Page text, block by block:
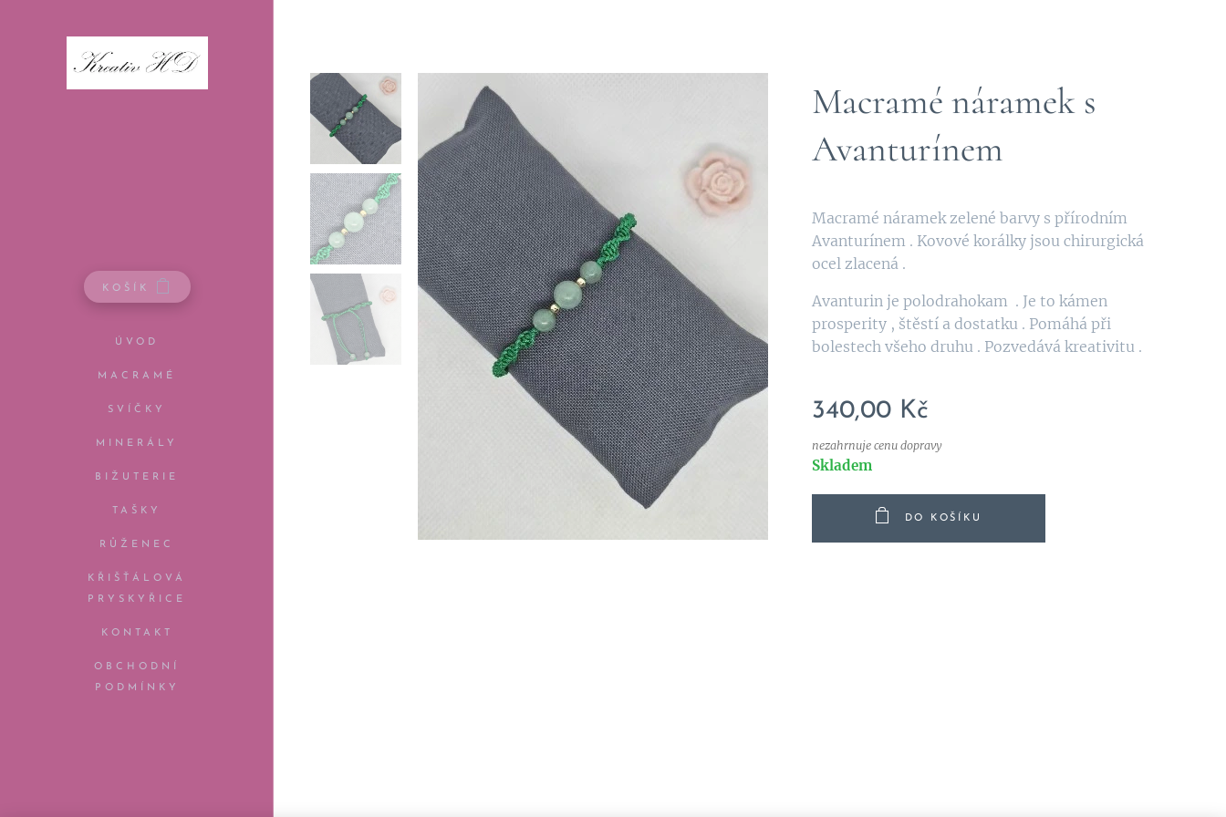
KOŠÍK
ÚVOD
MACRAMÉ
SVÍČKY
MINERÁLY
BIŽUTERIE
TAŠKY
RŮŽENEC
KŘIŠŤÁLOVÁ
PRYSKYŘICE
KONTAKT
OBCHODNÍ
PODMÍNKY
Macramé náramek s
Avanturínem
Macramé náramek zelené barvy s přírodním
Avanturínem . Kovové korálky jsou chirurgická
ocel zlacená .
Avanturin je polodrahokam . Je to kámen
prosperity , štěstí a dostatku . Pomáhá při
bolestech všeho druhu . Pozvedává kreativitu .
340,00 Kč
nezahrnuje cenu dopravy
Skladem
DO KOŠÍKU